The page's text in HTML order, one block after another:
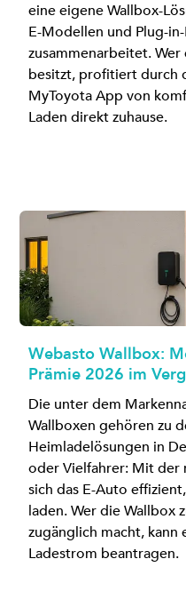
eine eigene Wallbox-
E-Modellen und Plug-
zusammenarbeitet.
besitzt, profitiert durch
MyToyota App von
Laden direkt zuhause.
Webasto Wallbox:
Prämie 2026 im
Die unter dem
Wallboxen gehören zu
Heimladelösungen in
oder Vielfahrer: Mit der
sich das E-Auto
laden. Wer die Wallbox
zugänglich macht, kann
Ladestrom beantragen.